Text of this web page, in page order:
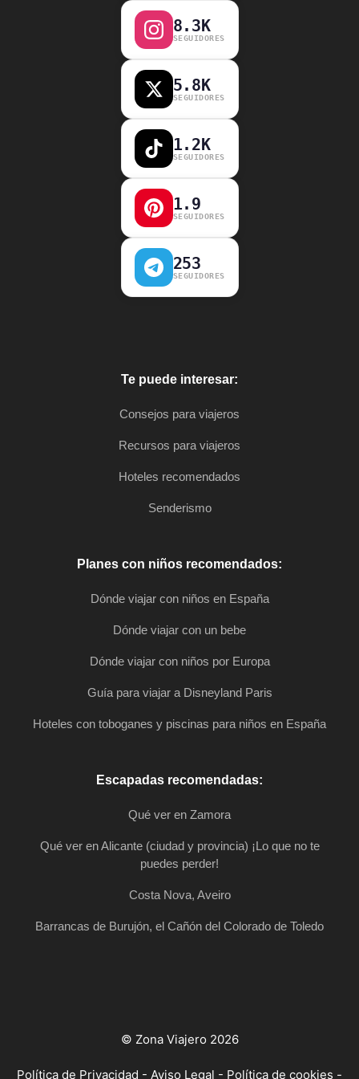
8.3K
SEGUIDORES
5.8K
SEGUIDORES
1.2K
SEGUIDORES
1.9
SEGUIDORES
253
SEGUIDORES
Te puede interesar:
Consejos para viajeros
Recursos para viajeros
Hoteles recomendados
Senderismo
Planes con niños recomendados:
Dónde viajar con niños en España
Dónde viajar con un bebe
Dónde viajar con niños por Europa
Guía para viajar a Disneyland Paris
Hoteles con toboganes y piscinas para niños en España
Escapadas recomendadas:
Qué ver en Zamora
Qué ver en Alicante (ciudad y provincia) ¡Lo que no te
puedes perder!
Costa Nova, Aveiro
Barrancas de Burujón, el Cañón del Colorado de Toledo
© Zona Viajero 2026
Política de Privacidad - Aviso Legal - Política de cookies -